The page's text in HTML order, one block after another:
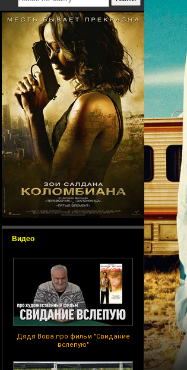
Видео
Дядя Вова про фильм "Свидание
вслепую"